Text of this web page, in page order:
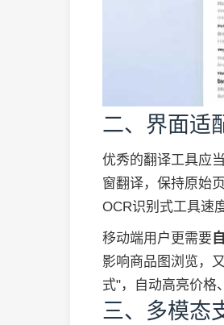
二、界面适
优秀的翻译工具应
窗翻译，保持原始
OCR识别式工具速
移动端用户更需要
影响商品图浏览，
式"，自动高亮价格
三、多模态